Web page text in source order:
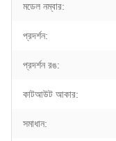
মডেল নম্বার:
প্রদর্শন:
প্রদর্শন রঙ:
কাটআউট আকার:
সমাধান: